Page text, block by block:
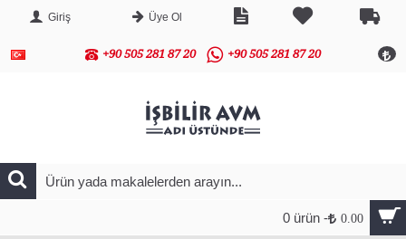
Giriş Üye Ol
+90 505 281 87 20 +90 505 281 87 20
0 ürün - 0.00